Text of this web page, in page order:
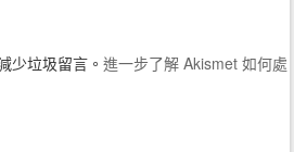
少垃圾留言。進一步了解 Akismet 如何處